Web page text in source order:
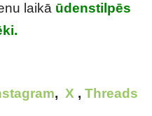
laikā ūdenstilpēs
, X , Threads